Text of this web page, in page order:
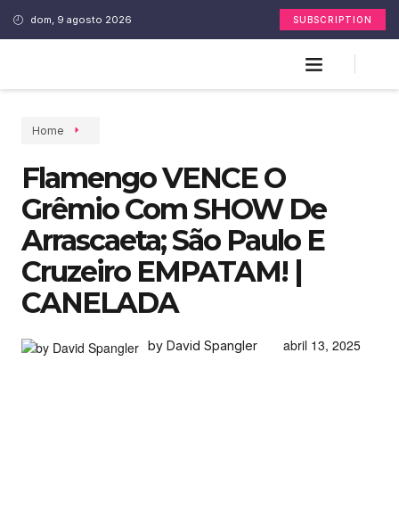
dom, 9 agosto 2026 SUBSCRIPTION
Home
Flamengo VENCE O
Grêmio Com SHOW De
Arrascaeta; São Paulo E
Cruzeiro EMPATAM! |
CANELADA
by David Spangler abril 13, 2025